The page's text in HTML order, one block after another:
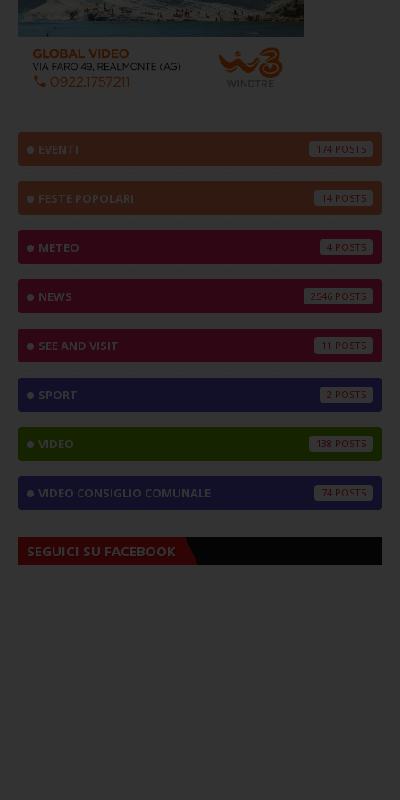
EVENTI 174
FESTE POPOLARI 14
METEO 4
NEWS 2546
SEE AND VISIT 11
SPORT 2
VIDEO 138
VIDEO CONSIGLIO COMUNALE 74
SEGUICI SU FACEBOOK